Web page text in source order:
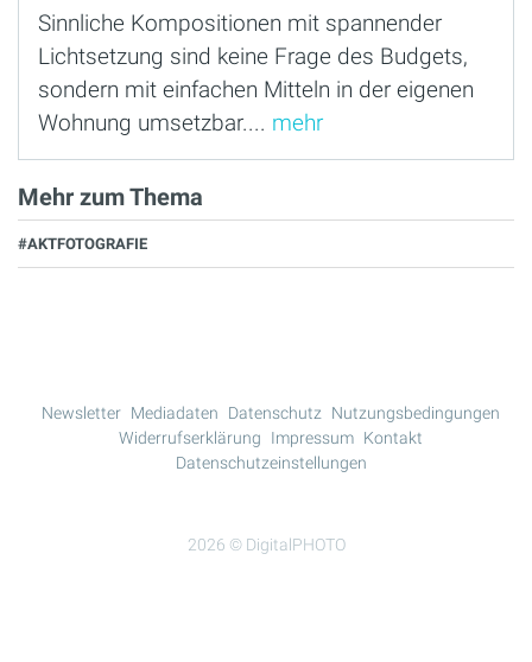
Sinnliche Kompositionen mit spannender
Lichtsetzung sind keine Frage des Budgets,
sondern mit einfachen Mitteln in der eigenen
Wohnung umsetzbar.... mehr
Mehr zum Thema
#AKTFOTOGRAFIE
2026 © DigitalPHOTO
Newsletter Mediadaten Datenschutz
Nutzungsbedingungen
Widerrufserklärung
Impressum Kontakt
Datenschutzeinstellungen